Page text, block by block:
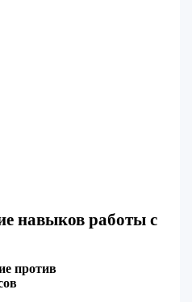
навыков работы с
против